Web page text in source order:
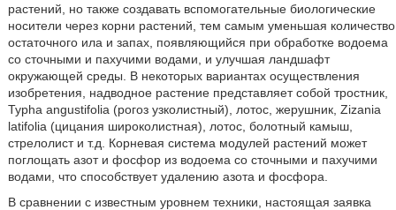
растений, но также создавать вспомогательные биологические
носители через корни растений, тем самым уменьшая количество
остаточного ила и запах, появляющийся при обработке водоема
со сточными и пахучими водами, и улучшая ландшафт
окружающей среды. В некоторых вариантах осуществления
изобретения, надводное растение представляет собой тростник,
Typha angustifolia (рогоз узколистный), лотос, жерушник, Zizania
latifolia (цицания широколистная), лотос, болотный камыш,
стрелолист и т.д. Корневая система модулей растений может
поглощать азот и фосфор из водоема со сточными и пахучими
водами, что способствует удалению азота и фосфора.
В сравнении с известным уровнем техники, настоящая заявка